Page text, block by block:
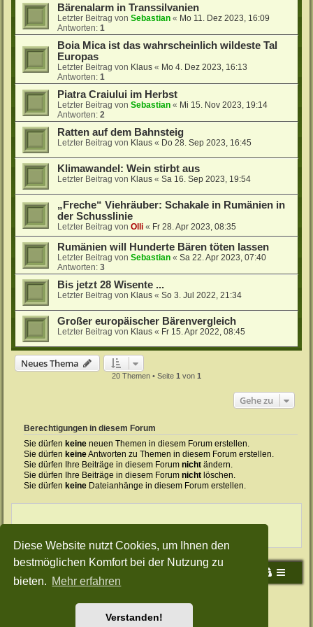
Diese Website nutzt Cookies, um Ihnen den
bestmöglichen Komfort bei der Nutzung zu
bieten. Mehr erfahren
Verstanden!
Bärenalarm in Transsilvanien
Letzter Beitrag von Sebastian « Mo 11. Dez 2023, 16:09
Antworten: 1
Boia Mica ist das wahrscheinlich wildeste Tal
Europas
Letzter Beitrag von Klaus « Mo 4. Dez 2023, 16:13
Antworten: 1
Piatra Craiului im Herbst
Letzter Beitrag von Sebastian « Mi 15. Nov 2023, 19:14
Antworten: 2
Ratten auf dem Bahnsteig
Letzter Beitrag von Klaus « Do 28. Sep 2023, 16:45
Klimawandel: Wein stirbt aus
Letzter Beitrag von Klaus « Sa 16. Sep 2023, 19:54
„Freche“ Viehräuber: Schakale in Rumänien in
der Schusslinie
Letzter Beitrag von Olli « Fr 28. Apr 2023, 08:35
Rumänien will Hunderte Bären töten lassen
Letzter Beitrag von Sebastian « Sa 22. Apr 2023, 07:40
Antworten: 3
Bis jetzt 28 Wisente ...
Letzter Beitrag von Klaus « So 3. Jul 2022, 21:34
Großer europäischer Bärenvergleich
Letzter Beitrag von Klaus « Fr 15. Apr 2022, 08:45
Neues Thema
20 Themen • Seite 1 von 1
Gehe zu
Berechtigungen in diesem Forum
Sie dürfen keine neuen Themen in diesem Forum erstellen.
Sie dürfen keineAntworten zu Themen in diesem Forum erstellen.
Sie dürfen Ihre Beiträge in diesem Forum nicht ändern.
Sie dürfen Ihre Beiträge in diesem Forum nicht löschen.
Sie dürfen keine Dateianhänge in diesem Forum erstellen.
Style: Green-Style by Joyce&LunaphpBB-Style-Design